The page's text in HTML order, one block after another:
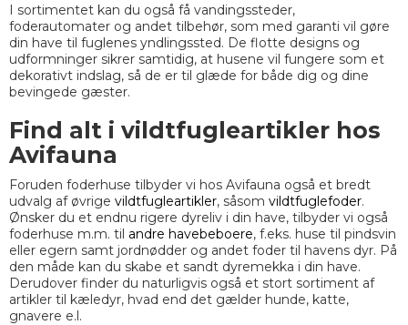
I sortimentet kan du også få vandingssteder,
foderautomater og andet tilbehør, som med garanti vil gøre
din have til fuglenes yndlingssted. De flotte designs og
udformninger sikrer samtidig, at husene vil fungere som et
dekorativt indslag, så de er til glæde for både dig og dine
bevingede gæster.
Find alt i vildtfugleartikler hos
Avifauna
Foruden foderhuse tilbyder vi hos Avifauna også et bredt
udvalg af øvrige vildtfugleartikler, såsom vildtfuglefoder.
Ønsker du et endnu rigere dyreliv i din have, tilbyder vi også
foderhuse m.m. til andre havebeboere, f.eks. huse til pindsvin
eller egern samt jordnødder og andet foder til havens dyr. På
den måde kan du skabe et sandt dyremekka i din have.
Derudover finder du naturligvis også et stort sortiment af
artikler til kæledyr, hvad end det gælder hunde, katte,
gnavere e.l.